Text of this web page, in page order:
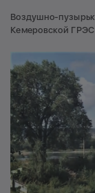
Воздушно-
Кемеровской